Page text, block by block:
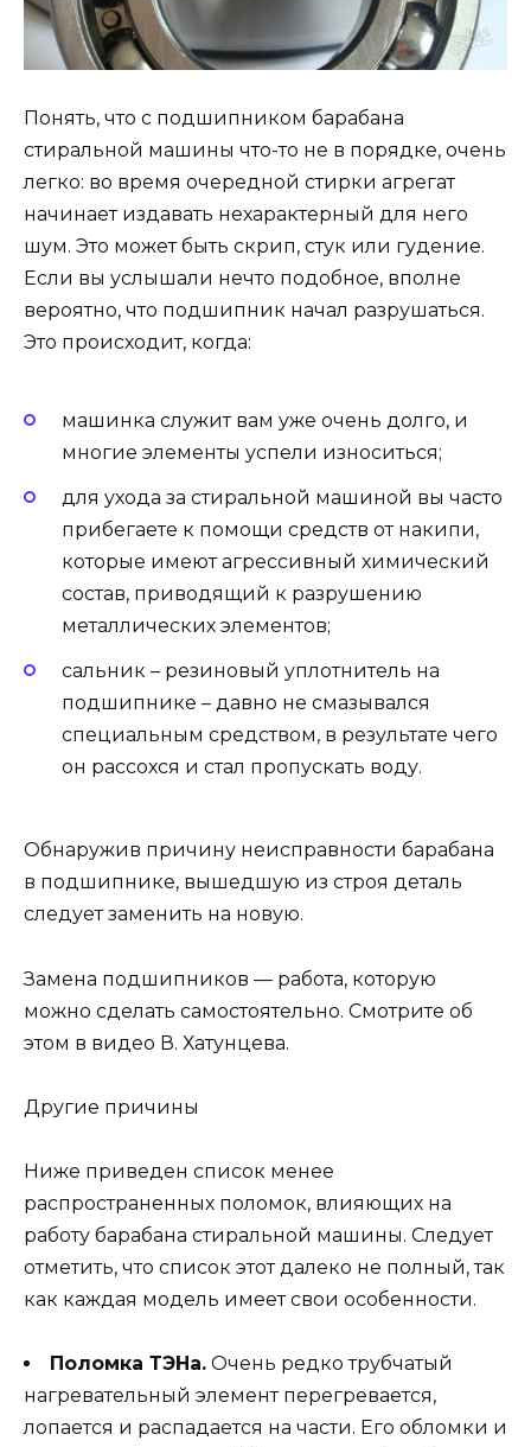
Понять, что с подшипником барабана
стиральной машины что-то не в порядке, очень
легко: во время очередной стирки агрегат
начинает издавать нехарактерный для него
шум. Это может быть скрип, стук или гудение.
Если вы услышали нечто подобное, вполне
вероятно, что подшипник начал разрушаться.
Это происходит, когда:
машинка служит вам уже очень долго, и
многие элементы успели износиться;
для ухода за стиральной машиной вы часто
прибегаете к помощи средств от накипи,
которые имеют агрессивный химический
состав, приводящий к разрушению
металлических элементов;
сальник – резиновый уплотнитель на
подшипнике – давно не смазывался
специальным средством, в результате чего
он рассохся и стал пропускать воду.
Обнаружив причину неисправности барабана
в подшипнике, вышедшую из строя деталь
следует заменить на новую.
Замена подшипников — работа, которую
можно сделать самостоятельно. Смотрите об
этом в видео В. Хатунцева.
Другие причины
Ниже приведен список менее
распространенных поломок, влияющих на
работу барабана стиральной машины. Следует
отметить, что список этот далеко не полный, так
как каждая модель имеет свои особенности.
Поломка ТЭНа. Очень редко трубчатый
нагревательный элемент перегревается,
лопается и распадается на части. Его обломки и